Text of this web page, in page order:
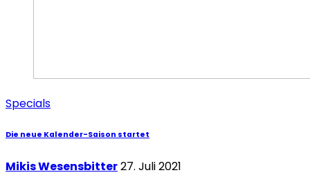
Specials
Die neue Kalender-Saison startet
Mikis Wesensbitter27. Juli 2021